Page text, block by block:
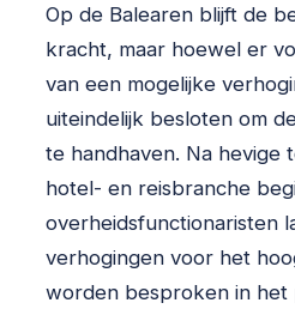
Op de Balearen blijft de
kracht, maar hoewel er
van een mogelijke
uiteindelijk besloten om
te handhaven. Na hevige
hotel- en reisbranche
overheidsfunctionaristen
verhogingen voor het
worden besproken in het